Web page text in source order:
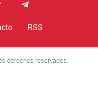
RSS
derechos reservados.